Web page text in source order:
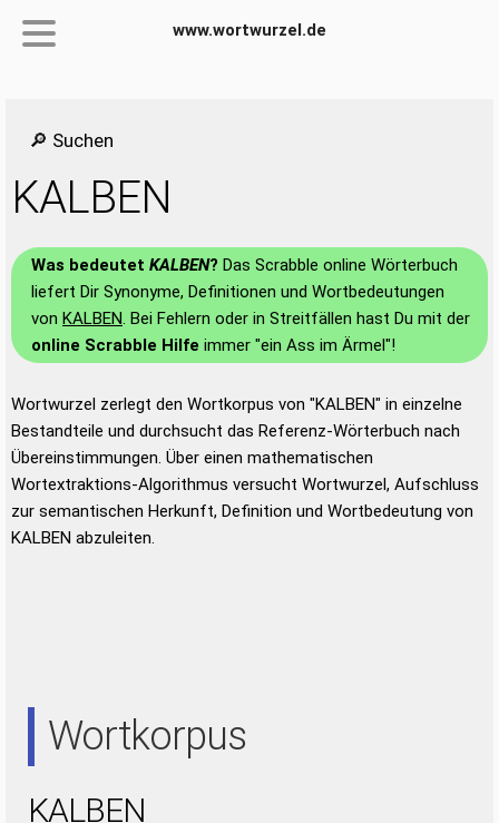
www.wortwurzel.de
🔎 Suchen
KALBEN
Was bedeutet KALBEN? Das Scrabble online Wörterbuch
liefert Dir Synonyme, Definitionen und Wortbedeutungen
von KALBEN. Bei Fehlern oder in Streitfällen hast Du mit der
online Scrabble Hilfe immer "ein Ass im Ärmel"!
Wortwurzel zerlegt den Wortkorpus von "KALBEN" in einzelne
Bestandteile und durchsucht das Referenz-Wörterbuch nach
Übereinstimmungen. Über einen mathematischen
Wortextraktions-Algorithmus versucht Wortwurzel, Aufschluss
zur semantischen Herkunft, Definition und Wortbedeutung von
KALBEN abzuleiten.
Wortkorpus
KALBEN